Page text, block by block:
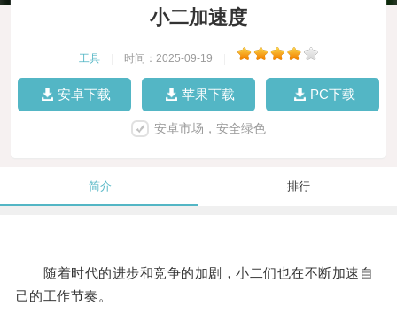
小二加速度
工具 时间：2025-09-19
安卓下载 苹果下载 PC下载
安卓市场，安全绿色
简介 排行
随着时代的进步和竞争的加剧，小二们也在不断加速自
己的工作节奏。